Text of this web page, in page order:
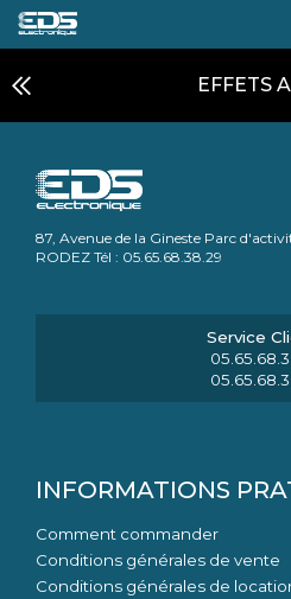
EFFETS
87, Avenue de la Gineste Parc
RODEZ Tél : 05.65.68.38.29
INFORMATIONS
Comment commander
Conditions générales de vente
Conditions générales de